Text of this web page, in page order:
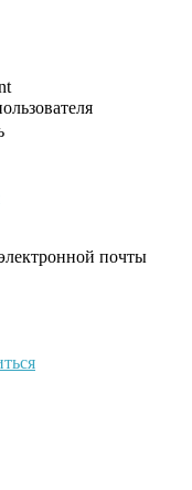
почты